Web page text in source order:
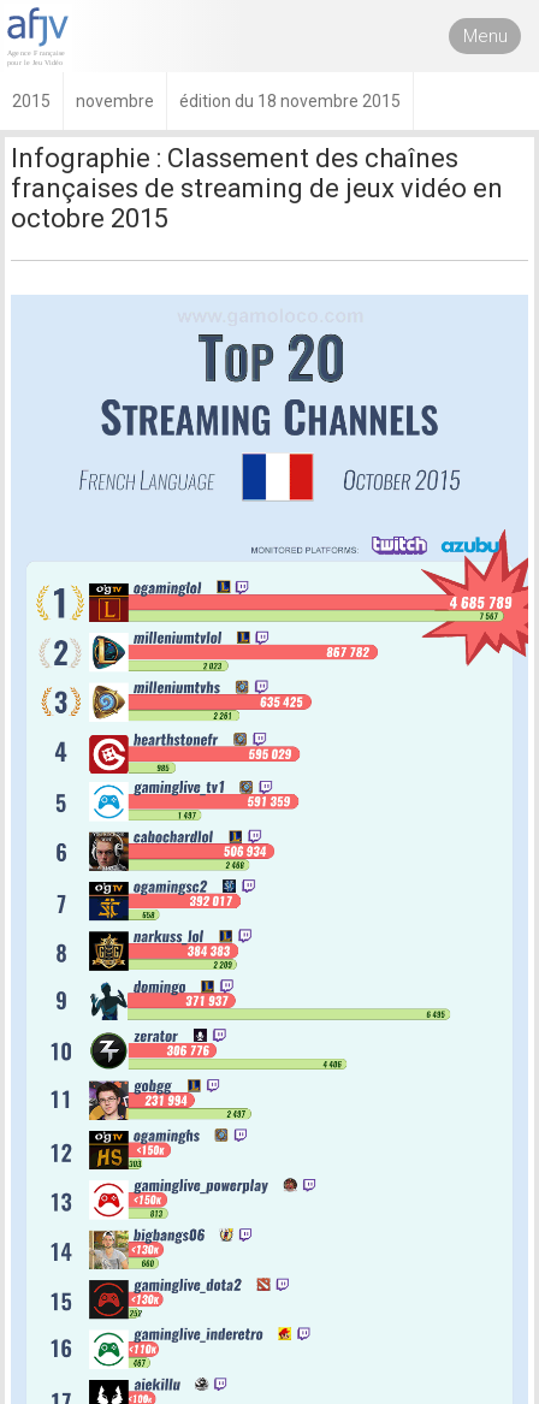
Menu
2015 novembre édition du 18 novembre 2015
Infographie : Classement des chaînes
françaises de streaming de jeux vidéo en
octobre 2015